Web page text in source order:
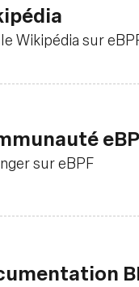
Wikipédia sur
sur eBPF